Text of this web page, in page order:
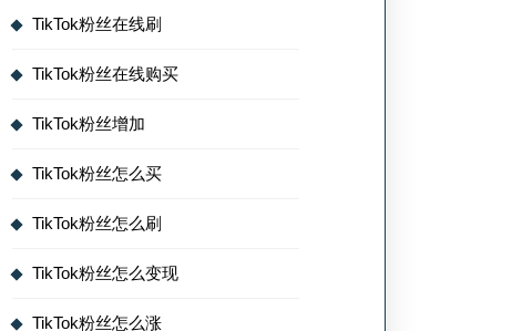
TikTok粉丝在线刷
TikTok粉丝在线购买
TikTok粉丝增加
TikTok粉丝怎么买
TikTok粉丝怎么刷
TikTok粉丝怎么变现
TikTok粉丝怎么涨